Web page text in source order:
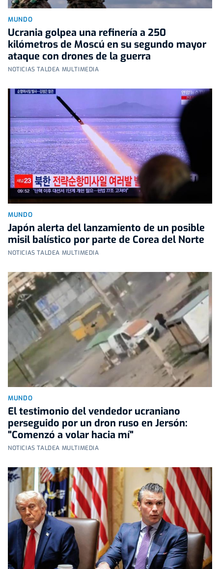
MUNDO
Ucrania golpea una refinería a 250
kilómetros de Moscú en su segundo mayor
ataque con drones de la guerra
NOTICIAS TALDEA MULTIMEDIA
MUNDO
Japón alerta del lanzamiento de un posible
misil balístico por parte de Corea del Norte
NOTICIAS TALDEA MULTIMEDIA
MUNDO
El testimonio del vendedor ucraniano
perseguido por un dron ruso en Jersón:
"Comenzó a volar hacia mí"
NOTICIAS TALDEA MULTIMEDIA